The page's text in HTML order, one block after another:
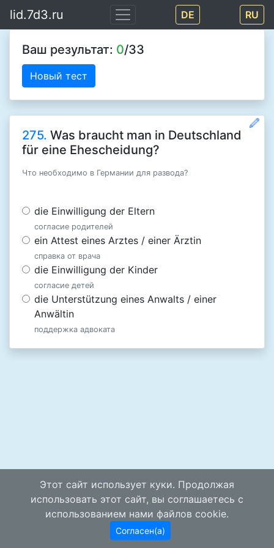
lid.7d3.ru DE RU
Ваш результат: 0/33
Новый тест
275. Was braucht man in Deutschland
für eine Ehescheidung?
Что необходимо в Германии для развода?
die Einwilligung der Eltern
согласие родителей
ein Attest eines Arztes / einer Ärztin
справка от врача
die Einwilligung der Kinder
согласие детей
die Unterstützung eines Anwalts / einer
Anwältin
поддержка адвоката
Этот сайт использует куки. Продолжая
использовать этот сайт, вы соглашаетесь с
использованием нами файлов cookie.
Согласен(а)